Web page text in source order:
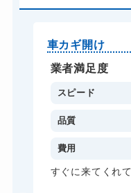
金庫カギ修理
金庫カギ交換
ロッカーカギ開
ドアノブカギ開
車カギ開け
業者満足度
スピード
品質
費用
すぐに来てくれ